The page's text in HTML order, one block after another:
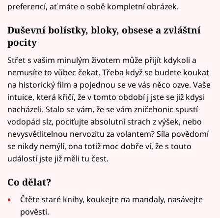
preferencí, ať máte o sobě kompletní obrázek.
Duševní bolístky, bloky, obsese a zvláštní
pocity
Střet s vašim minulým životem může přijít kdykoli a
nemusíte to vůbec čekat. Třeba když se budete koukat
na historický film a pojednou se ve vás něco ozve. Vaše
intuice, která křičí, že v tomto období j jste se již kdysi
nacházeli. Stalo se vám, že se vám zničehonic spustí
vodopád slz, pociťujte absolutní strach z výšek, nebo
nevysvětlitelnou nervozitu za volantem? Síla povědomí
se nikdy nemýlí, ona totiž moc dobře ví, že s touto
událostí jste již měli tu čest.
Co dělat?
Čtěte staré knihy, koukejte na mandaly, nasávejte
pověsti.